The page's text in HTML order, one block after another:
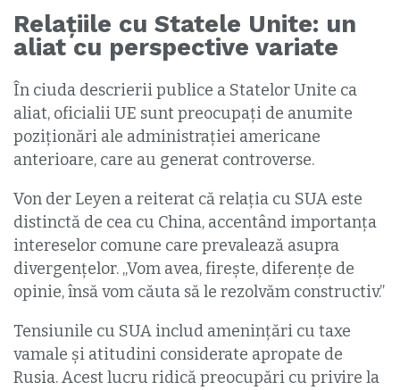
Relațiile cu Statele Unite: un
aliat cu perspective variate
În ciuda descrierii publice a Statelor Unite ca
aliat, oficialii UE sunt preocupați de anumite
poziționări ale administrației americane
anterioare, care au generat controverse.
Von der Leyen a reiterat că relația cu SUA este
distinctă de cea cu China, accentând importanța
intereselor comune care prevalează asupra
divergențelor. „Vom avea, fireşte, diferențe de
opinie, însă vom căuta să le rezolvăm constructiv.”
Tensiunile cu SUA includ amenințări cu taxe
vamale și atitudini considerate apropate de
Rusia. Acest lucru ridică preocupări cu privire la